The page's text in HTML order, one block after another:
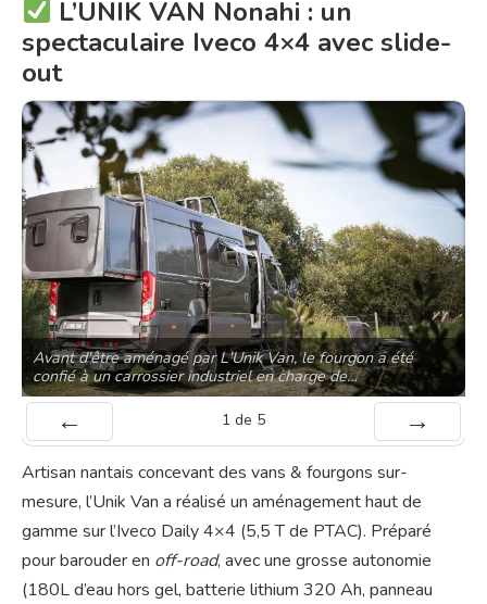
L’UNIK VAN Nonahi : un
spectaculaire Iveco 4×4 avec slide-
out
Avant d'être aménagé par L'Unik Van, le fourgon a été
confié à un carrossier industriel en charge de…
1 de 5
Artisan nantais concevant des vans & fourgons sur-
mesure, l’Unik Van a réalisé un aménagement haut de
gamme sur l’Iveco Daily 4×4 (5,5 T de PTAC). Préparé
pour barouder en off-road, avec une grosse autonomie
(180L d’eau hors gel, batterie lithium 320 Ah, panneau